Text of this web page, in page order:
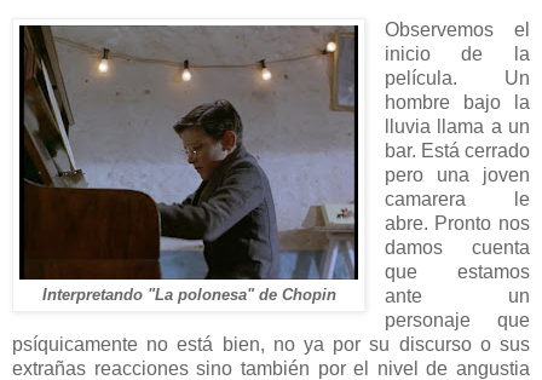
Interpretando "La polonesa" de Chopin
Observemos el
inicio de la
película. Un
hombre bajo la
lluvia llama a un
bar. Está cerrado
pero una joven
camarera le
abre. Pronto nos
damos cuenta
que estamos
ante un
personaje que
psíquicamente no está bien, no ya por su discurso o sus
extrañas reacciones sino también por el nivel de angustia